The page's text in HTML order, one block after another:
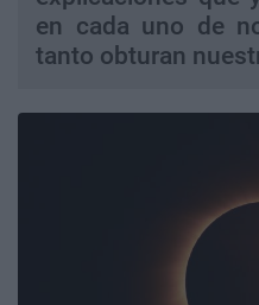
en cada uno de
tanto obturan